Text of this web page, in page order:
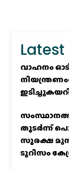
Latest
വാഹനം
തുടർന്ന്
സുരക്ഷ
ടൂറിസം